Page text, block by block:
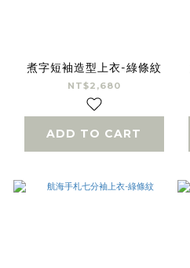
煮字短袖造型上衣-綠條紋
NT$2,680
ADD TO CART